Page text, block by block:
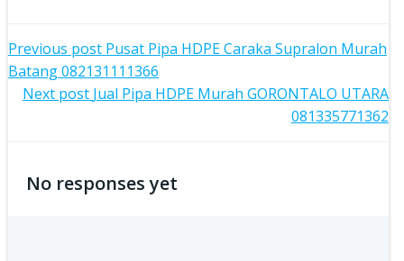
Post
navigation
Previous post Pusat Pipa HDPE Caraka Supralon Murah
Batang 082131111366
Post
Next post Jual Pipa HDPE Murah GORONTALO UTARA
081335771362
No responses yet